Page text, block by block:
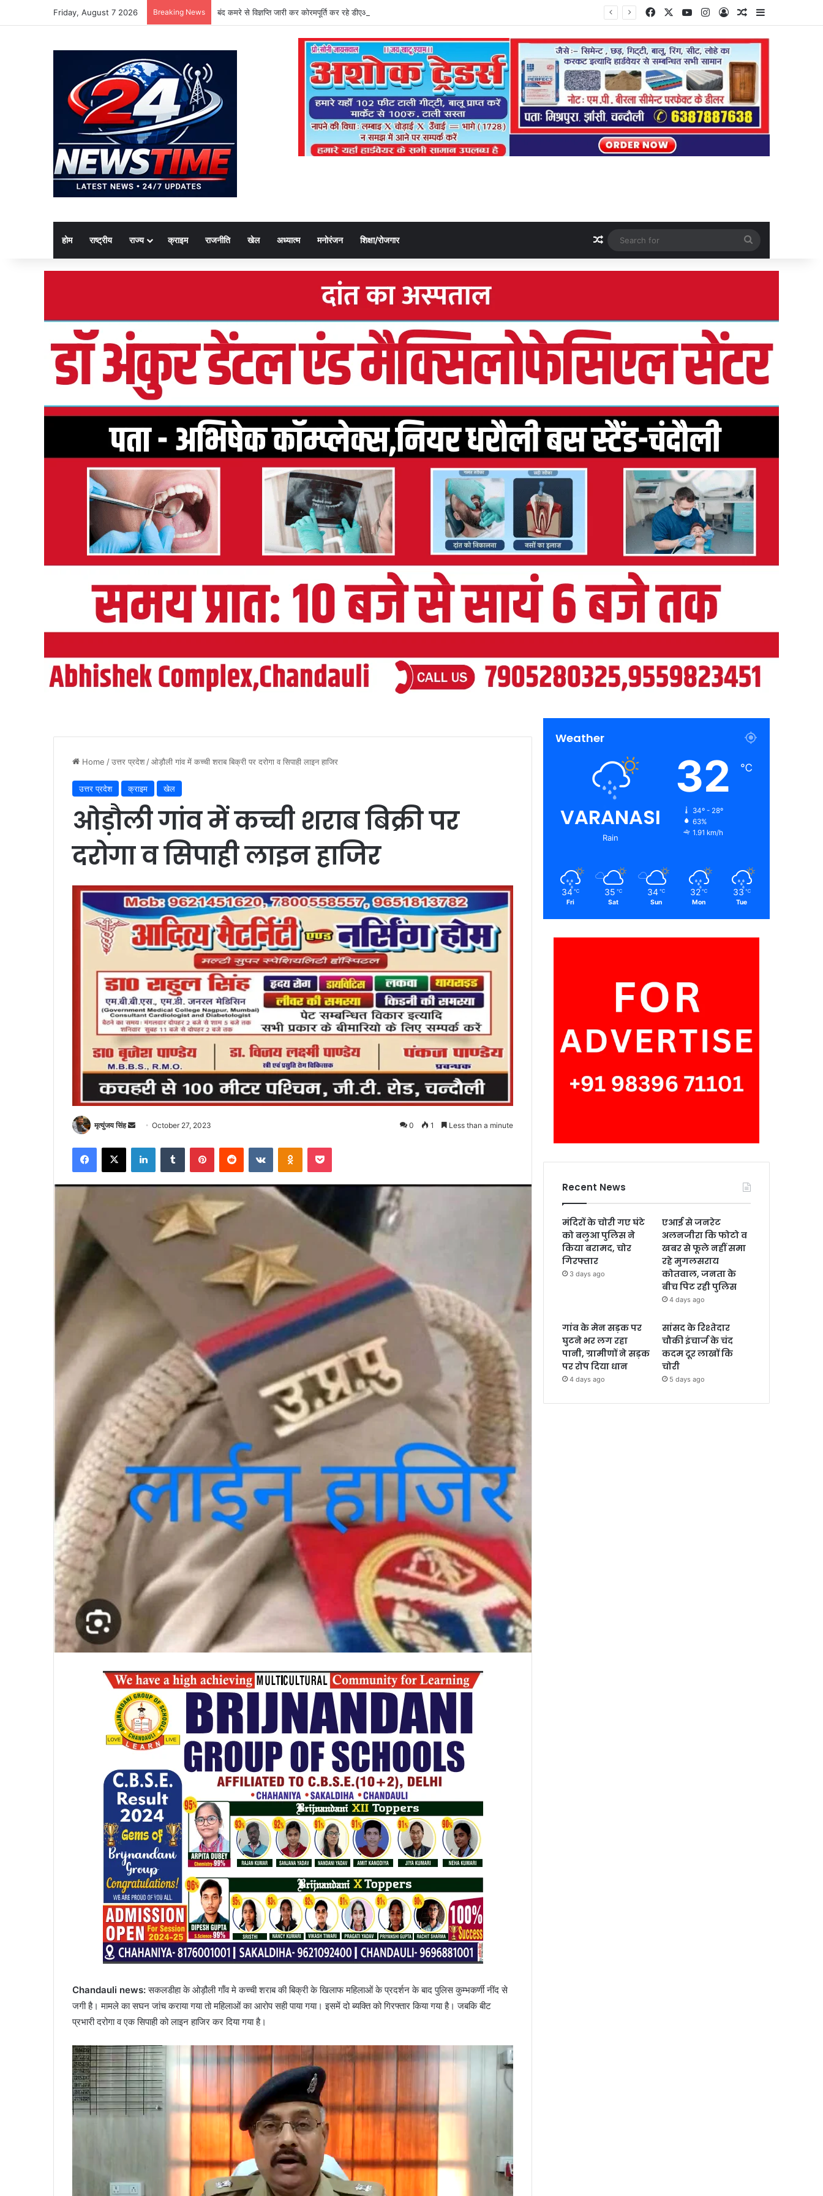
Friday, August 7 2026 Breaking News बंद कमरे से विज्ञप्ति जारी कर कोरमपूर्ति कर रहे डीएओ, किसानों को लूट रहे निजी दुकानदार FacebookYouTubeInstagram
Log InRandom Article
Sidebar
होम राष्ट्रीय राज्य क्राइम राजनीति खेल अध्यात्म मनोरंजन शिक्षा/रोजगार Random Article
for
Home /उत्तर प्रदेश /ओड़ौली गांव में कच्ची शराब बिक्री पर दरोगा व सिपाही लाइन हाजिर
उत्तर प्रदेश क्राइम खेल
ओड़ौली गांव में कच्ची शराब बिक्री पर
दरोगा व सिपाही लाइन हाजिर
मृत्युंजय सिंह
Send
email
October 27, 2023 0 1 Less than a minute
Facebook
X LinkedInTumblr PinterestReddit VKontakteOdnoklassniki
Pocket
Chandauli news:सकलडीहा के ओड़ौली गाँव मे कच्ची शराब की बिक्री के खिलाफ महिलाओं के प्रदर्शन के बाद पुलिस कुम्भकर्णी नींद से
जगी है। मामले का सघन जांच कराया गया तो महिलाओं का आरोप सही पाया गया। इसमें दो ब्यक्ति को गिरफ्तार किया गया है। जबकि बीट
प्रभारी दरोगा व एक सिपाही को लाइन हाजिर कर दिया गया है।
Weather
VARANASI
Rain
32 ℃
34º - 28º
63%
1.91 km/h
34 ℃
Fri
35 ℃
Sat
34 ℃
Sun
32 ℃
Mon
33 ℃
Tue
Recent News
मंदिरों के चोरी गए घंटे
को बलुआ पुलिस ने
किया बरामद, चोर
गिरफ्तार
3 days ago
एआई से जनरेट
अलनजीरा कि फोटो व
खबर से फूले नहीं समा
रहे मुगलसराय
कोतवाल, जनता के
बीच पिट रही पुलिस
4 days ago
गांव के मेन सड़क पर
घुटने भर लग रहा
पानी, ग्रामीणों ने सड़क
पर रोप दिया धान
4 days ago
सांसद के रिश्तेदार
चौकी इंचार्ज के चंद
कदम दूर लाखों कि
चोरी
5 days ago